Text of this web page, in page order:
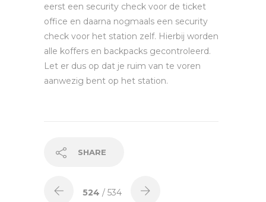
eerst een security check voor de ticket
office en daarna nogmaals een security
check voor het station zelf. Hierbij worden
alle koffers en backpacks gecontroleerd.
Let er dus op dat je ruim van te voren
aanwezig bent op het station.
SHARE
524 / 534